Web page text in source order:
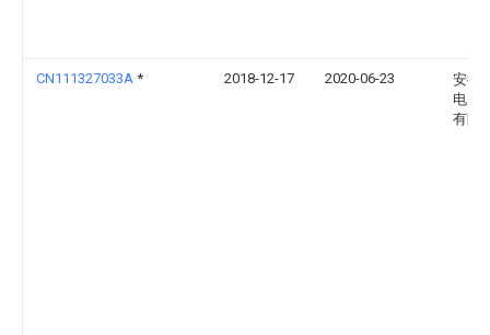
CN111327033A * 2018-12-17 2020-06-23
安徽
电力
有限